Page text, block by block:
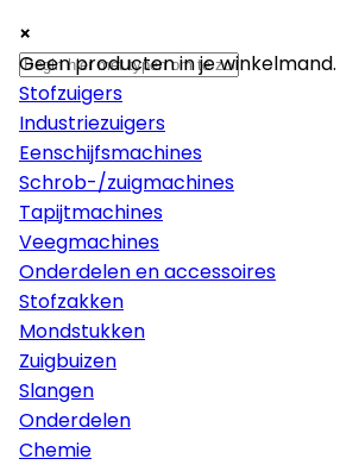
×
Machines
Stofzuigers
Industriezuigers
Eenschijfsmachines
Schrob-/zuigmachines
Tapijtmachines
Veegmachines
Onderdelen en accessoires
Stofzakken
Mondstukken
Zuigbuizen
Slangen
Onderdelen
Chemie
×
×
Geen producten in je winkelmand.